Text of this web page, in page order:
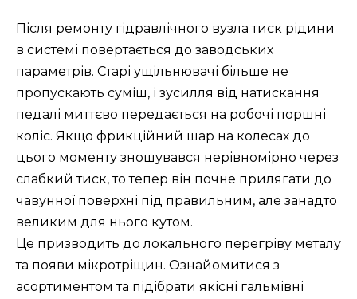
Після ремонту гідравлічного вузла тиск рідини
в системі повертається до заводських
параметрів. Старі ущільнювачі більше не
пропускають суміш, і зусилля від натискання
педалі миттєво передається на робочі поршні
коліс. Якщо фрикційний шар на колесах до
цього моменту зношувався нерівномірно через
слабкий тиск, то тепер він почне прилягати до
чавунної поверхні під правильним, але занадто
великим для нього кутом.
Це призводить до локального перегріву металу
та появи мікротріщин. Ознайомитися з
асортиментом та підібрати якісні гальмівні